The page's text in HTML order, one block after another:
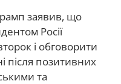
заявив, що
Росії
і обговорити
після позитивних
та